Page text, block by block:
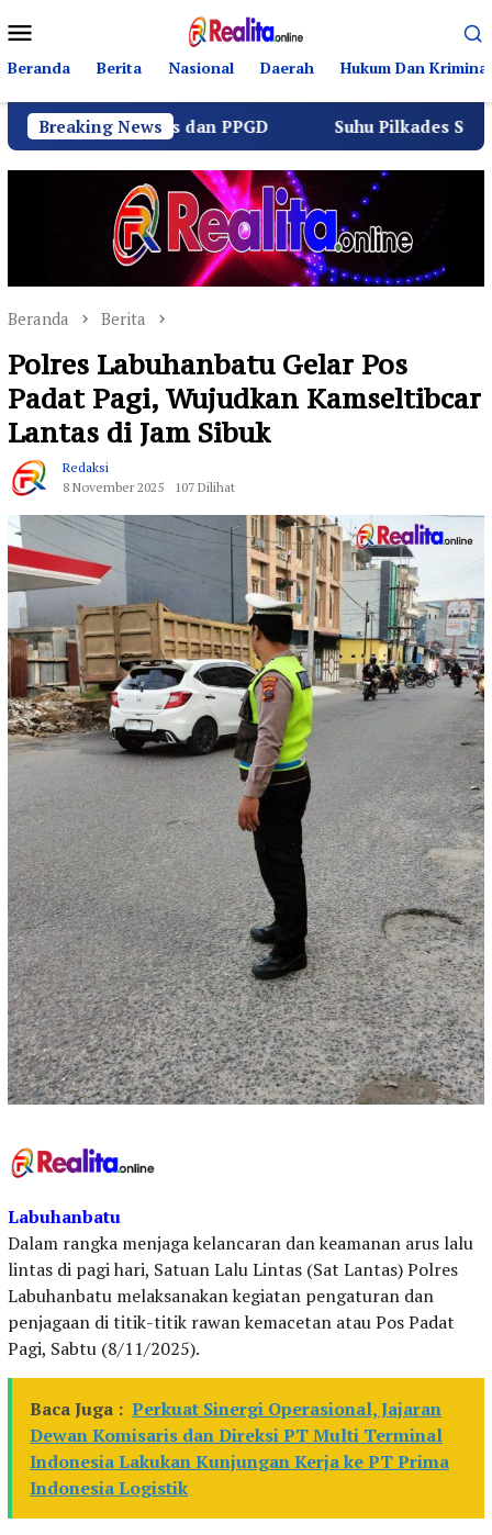
ke
kontenMobile
Beranda Berita Nasional Daerah Hukum Dan Kriminal
Breaking News
Lintas dan PPGD Suhu Pilkades Sukamulya
Beranda Berita
Polres Labuhanbatu Gelar Pos
Padat Pagi, Wujudkan Kamseltibcar
Lantas di Jam Sibuk
Redaksi
8 November 2025
107 Dilihat
Labuhanbatu
Dalam rangka menjaga kelancaran dan keamanan arus lalu
lintas di pagi hari, Satuan Lalu Lintas (Sat Lantas) Polres
Labuhanbatu melaksanakan kegiatan pengaturan dan
penjagaan di titik-titik rawan kemacetan atau Pos Padat
Pagi, Sabtu (8/11/2025).
Baca Juga : Perkuat Sinergi Operasional, Jajaran
Dewan Komisaris dan Direksi PT Multi Terminal
Indonesia Lakukan Kunjungan Kerja ke PT Prima
Indonesia Logistik